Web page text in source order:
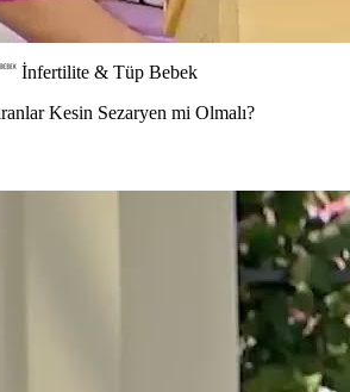
İnfertilite & Tüp Bebek
Kesin Sezaryen mi Olmalı?